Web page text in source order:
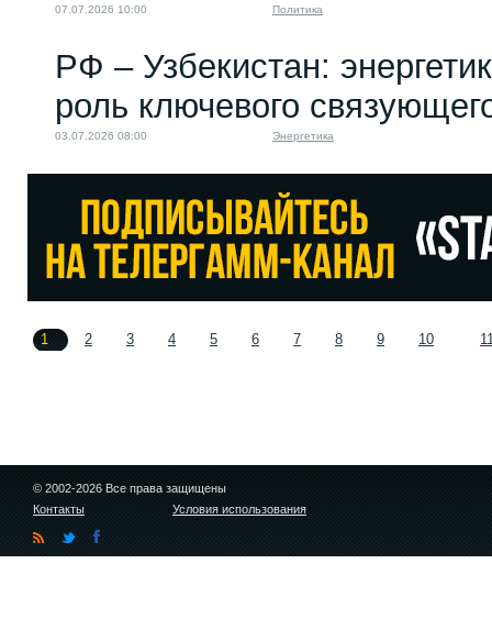
07.07.2026 10:00 Политика
РФ – Узбекистан:
роль ключевого
03.07.2026 08:00 Энергетика
1 2 3 4 5 6 7 8 9 10
© 2002-2026 Все права защищены
Контакты
Условия использования